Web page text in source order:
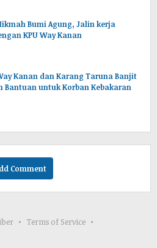
Bumi Agung, Jalin kerja
KPU Way Kanan
Kanan dan Karang Taruna Banjit
Bantuan untuk Korban Kebakaran
Comment
Terms of Service